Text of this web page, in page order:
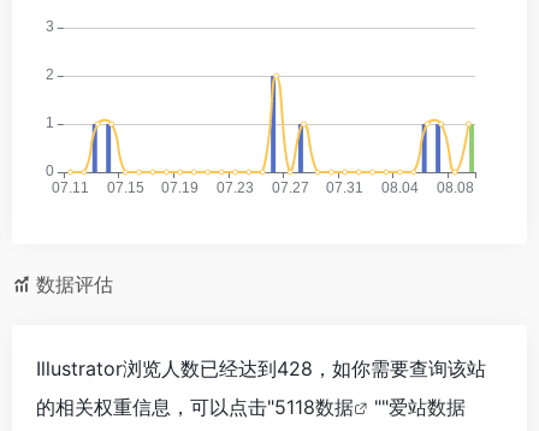
数据评估
Illustrator浏览人数已经达到428，如你需要查询该站
的相关权重信息，可以点击"5118数据 ""爱站数据